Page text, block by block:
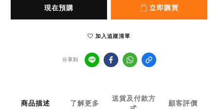
現在預購 立即購買
加入追蹤清單
分享到
商品描述 了解更多
送貨及付款方
顧客評價